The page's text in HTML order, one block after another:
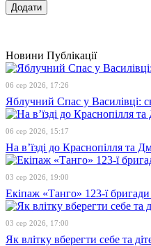
Новини Публікації
06 сер 2026, 17:26
Яблучний Спас у Василівці:
06 сер 2026, 15:17
На в’їзді до Краснопілля та
03 сер 2026, 19:00
Екіпаж «Танго» 123-ї
03 сер 2026, 17:00
Як влітку вберегти себе та